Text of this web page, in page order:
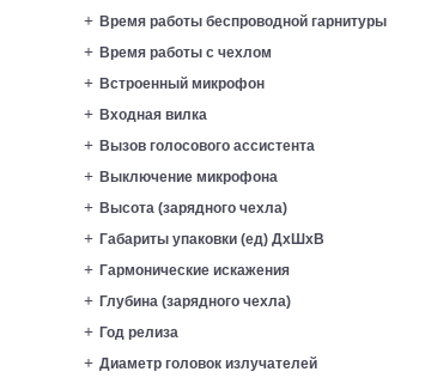
Время работы беспроводной гарнитуры
Время работы с чехлом
Встроенный микрофон
Входная вилка
Вызов голосового ассистента
Выключение микрофона
Высота (зарядного чехла)
Габариты упаковки (ед) ДхШхВ
Гармонические искажения
Глубина (зарядного чехла)
Год релиза
Диаметр головок излучателей